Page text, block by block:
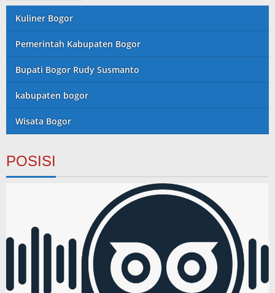
Kuliner Bogor
Pemerintah Kabupaten Bogor
Bupati Bogor Rudy Susmanto
kabupaten bogor
Wisata Bogor
POSISI